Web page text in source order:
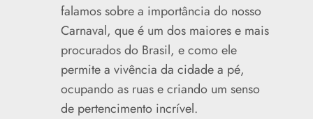
falamos sobre a importância do nosso
Carnaval, que é um dos maiores e mais
procurados do Brasil, e como ele
permite a vivência da cidade a pé,
ocupando as ruas e criando um senso
de pertencimento incrível.